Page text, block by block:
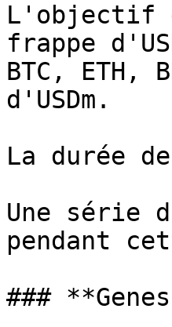
L'objectif
frappe
BTC, ETH,
d'USDm.
La durée
Une série
pendant
###